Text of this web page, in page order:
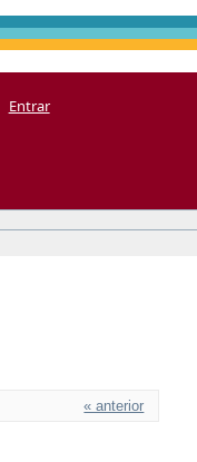
Entrar
« anterior